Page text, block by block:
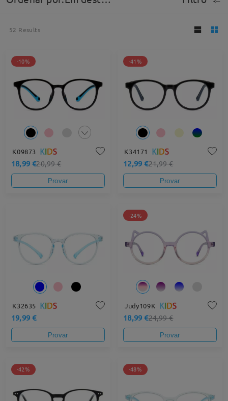
52 Results
-10%
K09873
18,99 €20,99 €
Provar
-41%
K34171
12,99 €21,99 €
Provar
K32635
19,99 €
Provar
-24%
Judy109K
18,99 €24,99 €
Provar
-42% -48%